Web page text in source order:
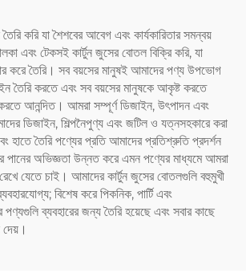
করি যা শৈশবের আবেগ এবং কার্যকারিতার সমন্বয়
এবং টেকসই কার্টুন জুসের বোতল বিক্রি করি, যা
করে তৈরি। সব বয়সের মানুষই আমাদের পণ্য উপভোগ
তৈরি করতে এবং সব বয়সের মানুষকে আকৃষ্ট করতে
আনন্দিত। আমরা সম্পূর্ণ ডিজাইন, উৎপাদন এবং
ডিজাইন, শিল্পনৈপুণ্য এবং জটিল ও যত্নসহকারে করা
হাতে তৈরি পণ্যের প্রতি আমাদের প্রতিশ্রুতি প্রদর্শন
পানের অভিজ্ঞতা উন্নত করে এমন পণ্যের মাধ্যমে আমরা
যেতে চাই। আমাদের কার্টুন জুসের বোতলগুলি বহুমুখী
বিশেষ করে পিকনিক, পার্টি এবং
ব্যবহারের জন্য তৈরি হয়েছে এবং সবার কাছে